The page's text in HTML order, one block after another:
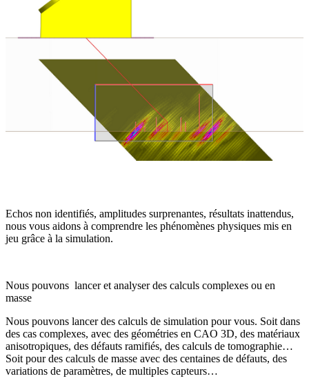
Echos non identifiés, amplitudes surprenantes, résultats inattendus,
nous vous aidons à comprendre les phénomènes physiques mis en
jeu grâce à la simulation.
Nous pouvons lancer et analyser des calculs complexes ou en
masse
Nous pouvons lancer des calculs de simulation pour vous. Soit dans
des cas complexes, avec des géométries en CAO 3D, des matériaux
anisotropiques, des défauts ramifiés, des calculs de tomographie…
Soit pour des calculs de masse avec des centaines de défauts, des
variations de paramètres, de multiples capteurs…